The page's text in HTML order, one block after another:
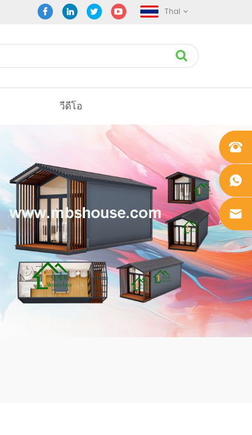
Thai
วีดีโอ
+861862
0106756
+861862
0106756
sales@
mbshou
se.com